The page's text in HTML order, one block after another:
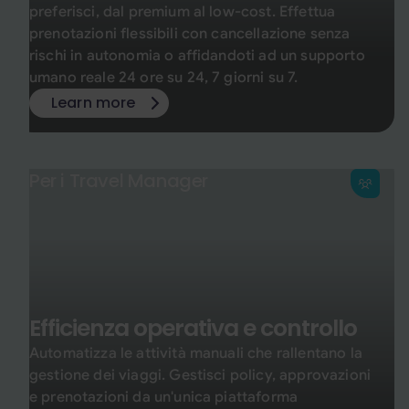
preferisci, dal premium al low-cost. Effettua
prenotazioni flessibili con cancellazione senza
rischi in autonomia o affidandoti ad un supporto
umano reale 24 ore su 24, 7 giorni su 7.
Learn more
Efficienza operativa e controllo
Automatizza le attività manuali che rallentano la
gestione dei viaggi. Gestisci policy, approvazioni
e prenotazioni da un'unica piattaforma